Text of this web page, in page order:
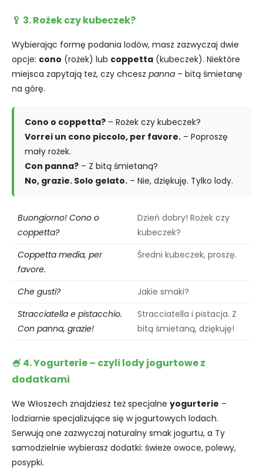
🥄 3. Rożek czy kubeczek?
Wybierając formę podania lodów, masz zazwyczaj dwie
opcje: cono (rożek) lub coppetta (kubeczek). Niektóre
miejsca zapytają też, czy chcesz panna – bitą śmietanę
na górę.
Cono o coppetta? – Rożek czy kubeczek?
Vorrei un cono piccolo, per favore. – Poproszę
mały rożek.
Con panna? – Z bitą śmietaną?
No, grazie. Solo gelato. – Nie, dziękuję. Tylko lody.
Buongiorno! Cono o
coppetta?
Dzień dobry! Rożek czy
kubeczek?
Coppetta media, per
favore.
Średni kubeczek, proszę.
Che gusti?
Jakie smaki?
Stracciatella e pistacchio.
Con panna, grazie!
Stracciatella i pistacja. Z
bitą śmietaną, dziękuję!
🍧 4. Yogurterie – czyli lody jogurtowe z
dodatkami
We Włoszech znajdziesz też specjalne yogurterie –
lodziarnie specjalizujące się w jogurtowych lodach.
Serwują one zazwyczaj naturalny smak jogurtu, a Ty
samodzielnie wybierasz dodatki: świeże owoce, polewy,
posypki.